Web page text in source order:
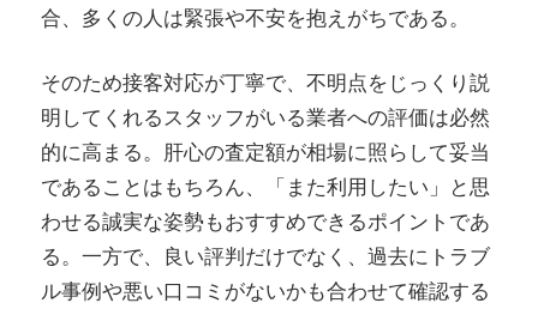
合、多くの人は緊張や不安を抱えがちである。
そのため接客対応が丁寧で、不明点をじっくり説
明してくれるスタッフがいる業者への評価は必然
的に高まる。肝心の査定額が相場に照らして妥当
であることはもちろん、「また利用したい」と思
わせる誠実な姿勢もおすすめできるポイントであ
る。一方で、良い評判だけでなく、過去にトラブ
ル事例や悪い口コミがないかも合わせて確認する